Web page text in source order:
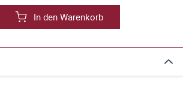
In den Warenkorb